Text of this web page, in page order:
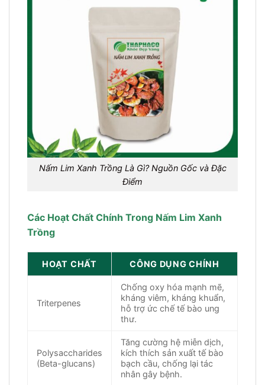
Nấm Lim Xanh Trồng Là Gì? Nguồn Gốc và Đặc
Điểm
Các Hoạt Chất Chính Trong Nấm Lim Xanh
Trồng
HOẠT CHẤT CÔNG DỤNG CHÍNH
Triterpenes
Chống oxy hóa mạnh mẽ,
kháng viêm, kháng khuẩn,
hỗ trợ ức chế tế bào ung
thư.
Polysaccharides
(Beta-glucans)
Tăng cường hệ miễn dịch,
kích thích sản xuất tế bào
bạch cầu, chống lại tác
nhân gây bệnh.